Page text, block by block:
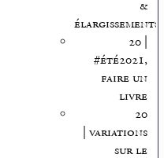
&
élargissements
20 |
#été2021,
faire un
livre
20
| variations
sur le